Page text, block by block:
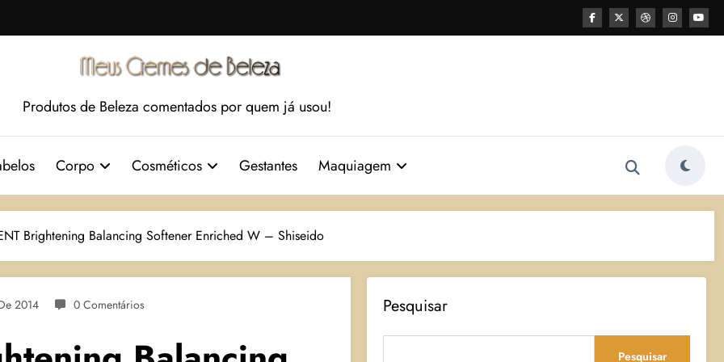
Produtos de Beleza comentados por quem já usou!
Corpo Cosméticos Gestantes Maquiagem
Brightening Balancing Softener Enriched W – Shiseido
2014 0 Comentários Pesquisar
Pesquisar